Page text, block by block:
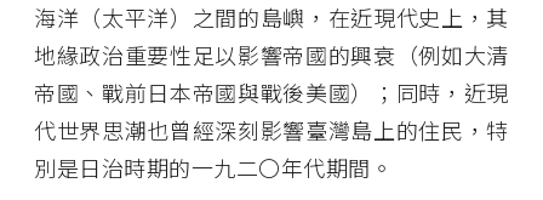
海洋（太平洋）之間的島嶼，在近現代史上，其
地緣政治重要性足以影響帝國的興衰（例如大清
帝國、戰前日本帝國與戰後美國）；同時，近現
代世界思潮也曾經深刻影響臺灣島上的住民，特
別是日治時期的一九二〇年代期間。